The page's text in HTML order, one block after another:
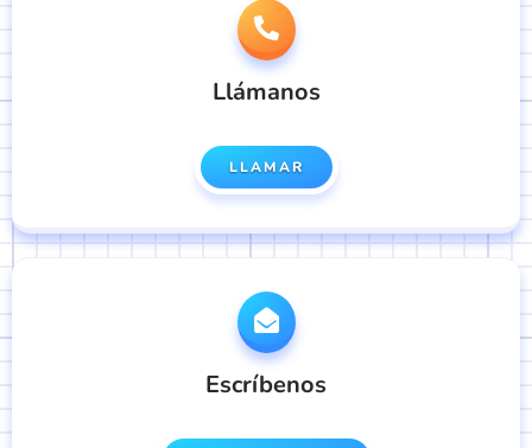
Llámanos
LLAMAR
Escríbenos